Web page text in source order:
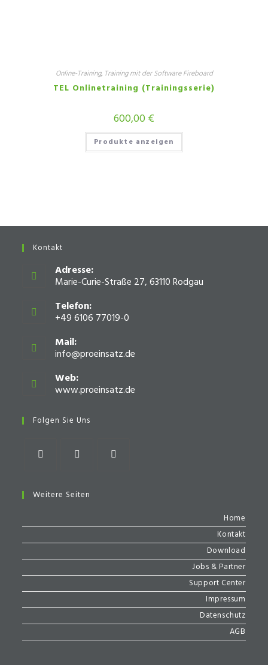
Online-Training, Training mit der Software Fireboard
TEL Onlinetraining (Trainingsserie)
600,00€
Produkte anzeigen
Kontakt
Adresse:
Marie-Curie-Straße 27, 63110 Rodgau
Telefon:
+49 6106 77019-0
Mail:
info@proeinsatz.de
Web:
www.proeinsatz.de
Folgen Sie Uns
in
in
Weitere Seiten
Home
Kontakt
Download
Jobs & Partner
Support Center
Impressum
Datenschutz
AGB